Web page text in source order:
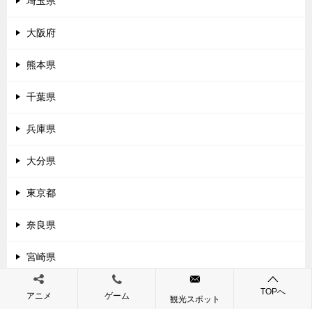
大阪府
熊本県
千葉県
兵庫県
大分県
東京都
奈良県
宮崎県
アニメ ゲーム 観光スポット
TOPへ